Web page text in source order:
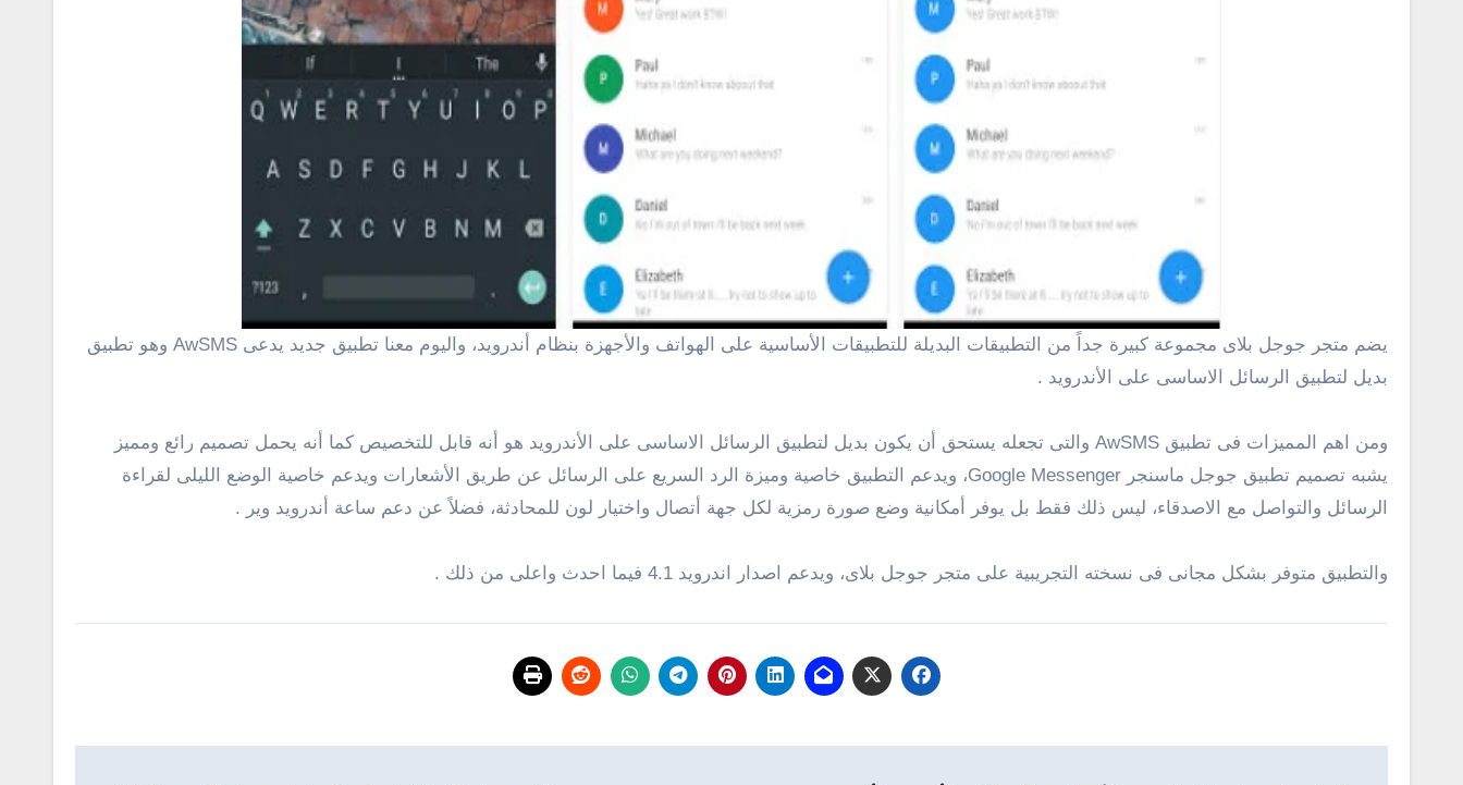
يضم متجر جوجل بلاى مجموعة كبيرة جداً من التطبيقات البديلة للتطبيقات الأساسية على الهواتف والأجهزة بنظام أندرويد، واليوم معنا تطبيق جديد يدعى AwSMS وهو تطبيق
بديل لتطبيق الرسائل الاساسى على الأندرويد .
ومن اهم المميزات فى تطبيق AwSMS والتى تجعله يستحق أن يكون بديل لتطبيق الرسائل الاساسى على الأندرويد هو أنه قابل للتخصيص كما أنه يحمل تصميم رائع ومميز
يشبه تصميم تطبيق جوجل ماسنجر Google Messenger، ويدعم التطبيق خاصية وميزة الرد السريع على الرسائل عن طريق الأشعارات ويدعم خاصية الوضع الليلى لقراءة
الرسائل والتواصل مع الاصدقاء، ليس ذلك فقط بل يوفر أمكانية وضع صورة رمزية لكل جهة أتصال واختيار لون للمحادثة، فضلاً عن دعم ساعة أندرويد وير .
والتطبيق متوفر بشكل مجانى فى نسخته التجريبية على متجر جوجل بلاى، ويدعم اصدار اندرويد 4.1 فيما احدث واعلى من ذلك .